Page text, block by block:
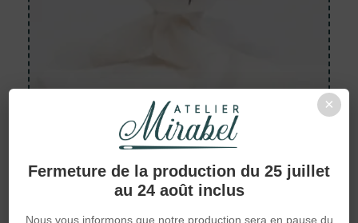
×
Fermeture de la production du 25 juillet
au 24 août inclus
Nous vous informons que notre production sera en pause du